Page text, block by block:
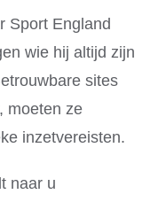
Sport England
wie hij altijd zijn
sites
moeten ze
inzetvereisten.
naar u